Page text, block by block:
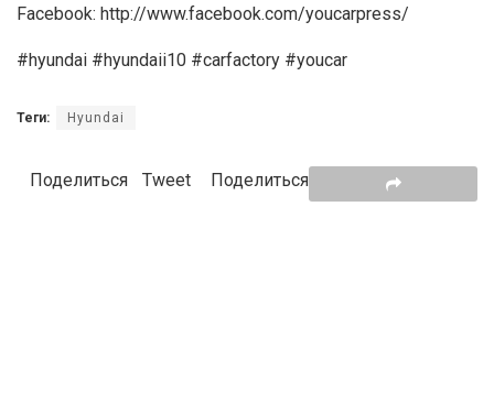
Facebook: http://www.facebook.com/youcarpress/
#hyundai #hyundaii10 #carfactory #youcar
Теги: Hyundai
Поделиться Tweet Поделиться